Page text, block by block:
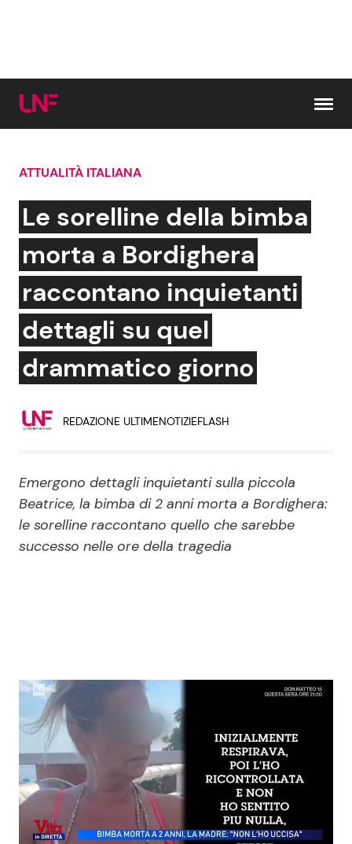
Cerca:
News e Cronaca
Attualità Italiana
Dal Mondo
Economia
Persone Scomparse
Gossip e TV
Bellezze VIP
Coppie VIP
Fiction e Serie TV
Soap Opera
ShowBiz
News Spettacolo
Social News
Benessere
Casa
Moda e Style
Cucina e Ricette
Consigli di Cucina
ATTUALITÀ ITALIANA
Le sorelline della bimba
morta a Bordighera
raccontano inquietanti
dettagli su quel
drammatico giorno
REDAZIONE ULTIMENOTIZIEFLASH
Emergono dettagli inquietanti sulla piccola
Beatrice, la bimba di 2 anni morta a Bordighera:
le sorelline raccontano quello che sarebbe
successo nelle ore della tragedia